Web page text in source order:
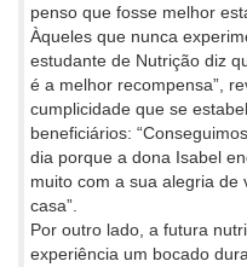
penso que fosse melhor
Àqueles que nunca
estudante de Nutrição diz
é a melhor recompensa”,
cumplicidade que se
beneficiários:
dia porque a dona Isabel
muito com a sua alegria de
casa”.
Por outro lado, a futura
experiência um bocado